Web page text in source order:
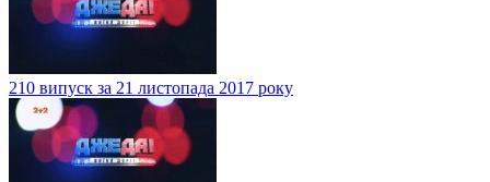
210 випуск за 21 листопада 2017 року